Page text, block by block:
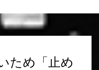
ため「止め